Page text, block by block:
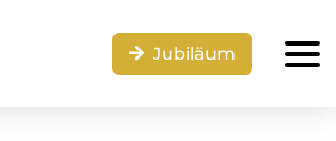
Jubiläum